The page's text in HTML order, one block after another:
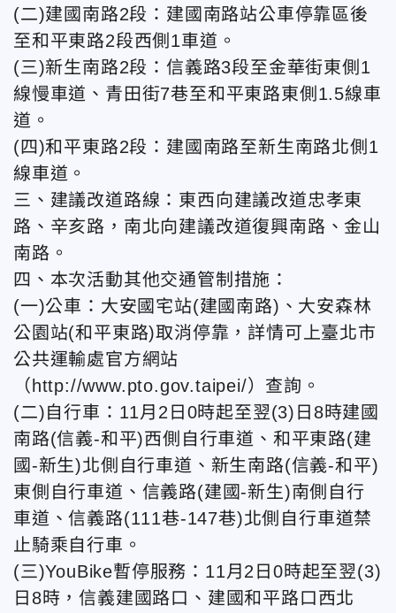
(二)建國南路2段：建國南路站公車停靠區後
至和平東路2段西側1車道。
(三)新生南路2段：信義路3段至金華街東側1
線慢車道、青田街7巷至和平東路東側1.5線車
道。
(四)和平東路2段：建國南路至新生南路北側1
線車道。
三、建議改道路線：東西向建議改道忠孝東
路、辛亥路，南北向建議改道復興南路、金山
南路。
四、本次活動其他交通管制措施：
(一)公車：大安國宅站(建國南路)、大安森林
公園站(和平東路)取消停靠，詳情可上臺北市
公共運輸處官方網站
（http://www.pto.gov.taipei/）查詢。
(二)自行車：11月2日0時起至翌(3)日8時建國
南路(信義-和平)西側自行車道、和平東路(建
國-新生)北側自行車道、新生南路(信義-和平)
東側自行車道、信義路(建國-新生)南側自行
車道、信義路(111巷-147巷)北側自行車道禁
止騎乘自行車。
(三)YouBike暫停服務：11月2日0時起至翌(3)
日8時，信義建國路口、建國和平路口西北